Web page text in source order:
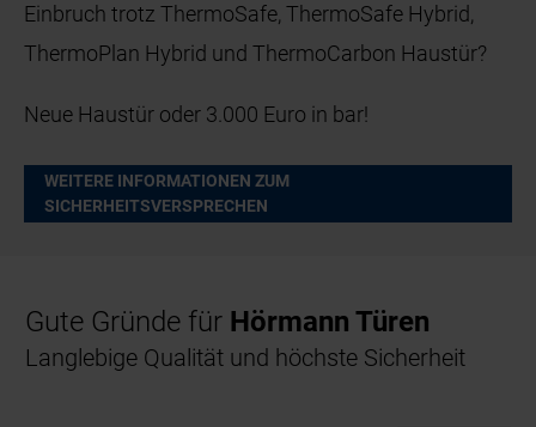
Einbruch trotz ThermoSafe, ThermoSafe Hybrid,
ThermoPlan Hybrid und ThermoCarbon Haustür?
Neue Haustür oder 3.000 Euro in bar!
WEITERE INFORMATIONEN ZUM
SICHERHEITSVERSPRECHEN
Gute Gründe für Hörmann Türen
Langlebige Qualität und höchste Sicherheit